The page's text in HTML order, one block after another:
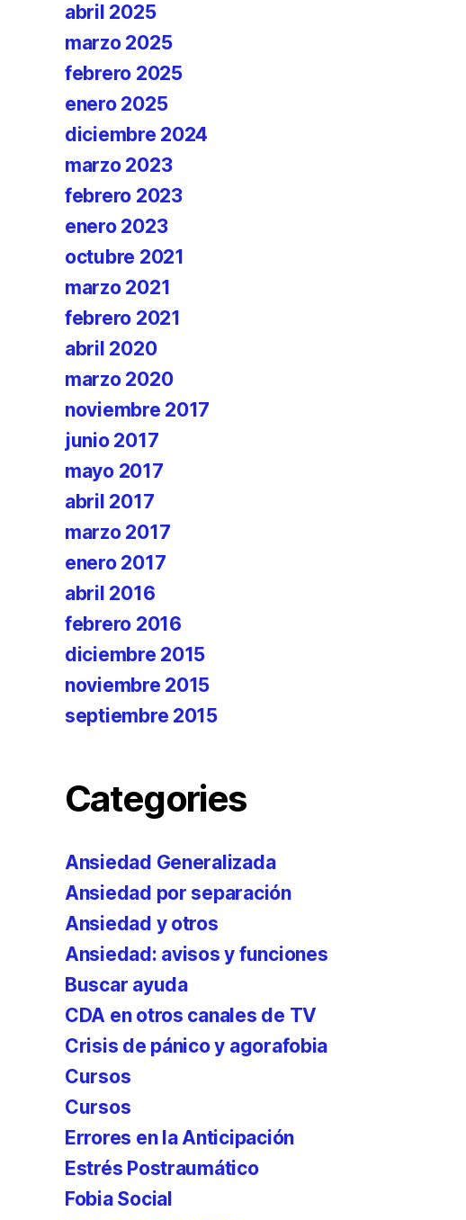
abril 2025
marzo 2025
febrero 2025
enero 2025
diciembre 2024
marzo 2023
febrero 2023
enero 2023
octubre 2021
marzo 2021
febrero 2021
abril 2020
marzo 2020
noviembre 2017
junio 2017
mayo 2017
abril 2017
marzo 2017
enero 2017
abril 2016
febrero 2016
diciembre 2015
noviembre 2015
septiembre 2015
Categories
Ansiedad Generalizada
Ansiedad por separación
Ansiedad y otros
Ansiedad: avisos y funciones
Buscar ayuda
CDA en otros canales de TV
Crisis de pánico y agorafobia
Cursos
Cursos
Errores en la Anticipación
Estrés Postraumático
Fobia Social